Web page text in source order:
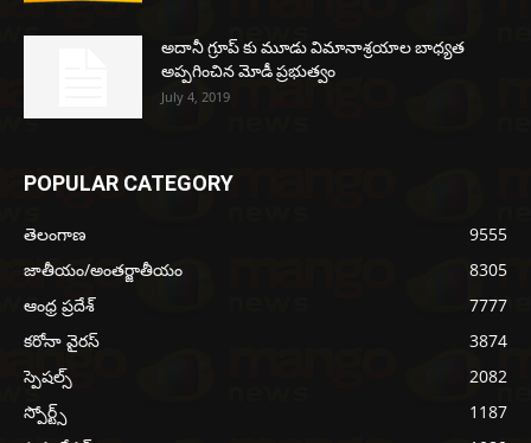
అదానీ గ్రూప్ కు మూడు విమానాశ్రయాల బాధ్యత
అప్పగించిన మోడీ ప్రభుత్వం
July 4, 2019
POPULAR CATEGORY
తెలంగాణ
9555
జాతీయం/అంతర్జాతీయం
8305
ఆంధ్ర ప్రదేశ్
7777
కరోనా వైరస్
3874
స్పెషల్స్
2082
స్పోర్ట్స్
1187